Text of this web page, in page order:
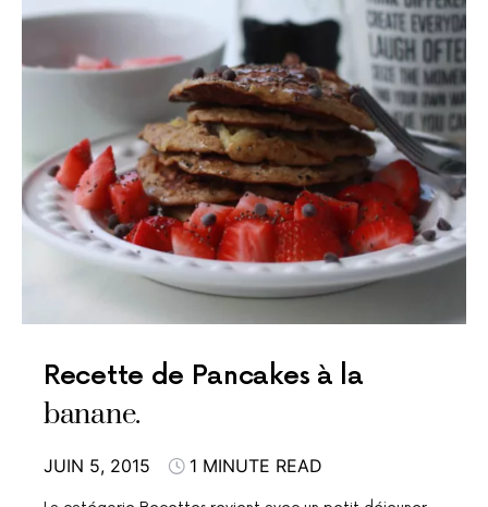
Recette de Pancakes à la
banane.
JUIN 5, 2015 1 MINUTE READ